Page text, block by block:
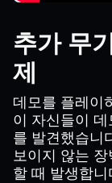
추가 무
제
데모를 플레이
이 자신들이
를 발견했습니
보이지 않는
할 때 발생합니